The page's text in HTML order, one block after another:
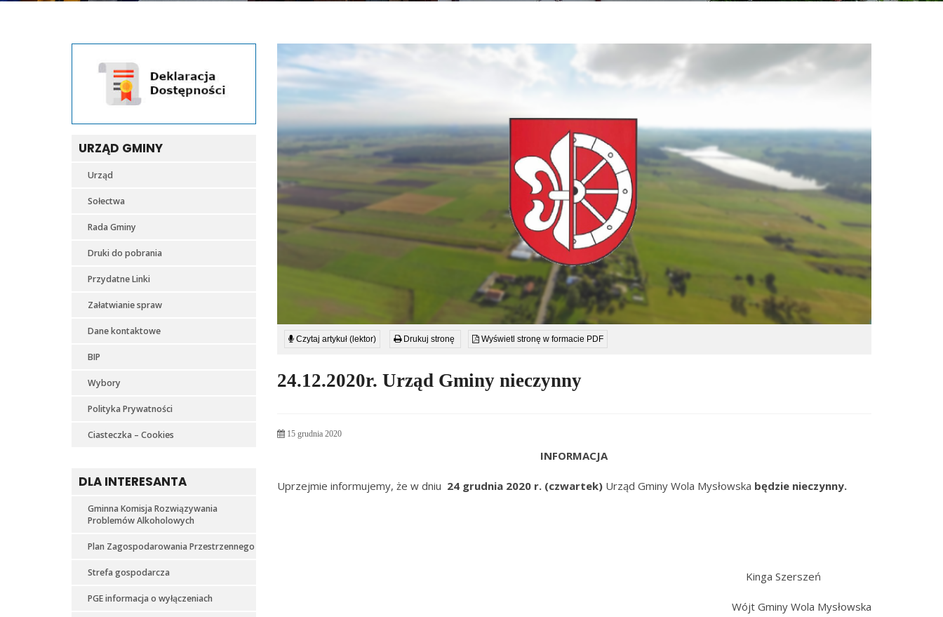
URZĄD GMINY
Urząd
Sołectwa
Rada Gminy
Druki do pobrania
Przydatne Linki
Załatwianie spraw
Dane kontaktowe
BIP
Wybory
Polityka Prywatności
Ciasteczka – Cookies
DLA INTERESANTA
Gminna Komisja Rozwiązywania
Problemów Alkoholowych
Plan Zagospodarowania Przestrzennego
Strefa gospodarcza
PGE informacja o wyłączeniach
Czytaj artykuł (lektor) Drukuj stronę Wyświetl stronę w formacie PDF
24.12.2020r. Urząd Gminy nieczynny
15 grudnia 2020
INFORMACJA
Uprzejmie informujemy, że w dniu 24 grudnia 2020 r. (czwartek) Urząd Gminy Wola Mysłowska będzie nieczynny.
Kinga Szerszeń
Wójt Gminy Wola Mysłowska